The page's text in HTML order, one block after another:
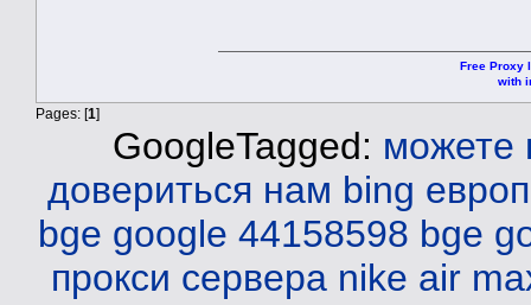
Free Proxy
with
Pages: [1]
GoogleTagged: можете
довериться нам bing
bge google 44158598 bge
прокси сервера nike air